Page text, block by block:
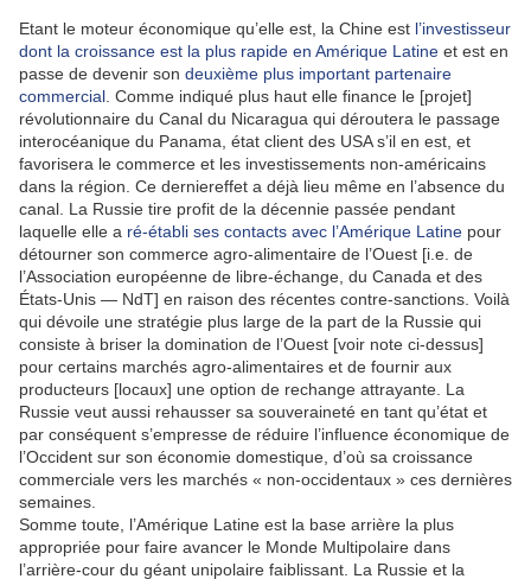
Etant le moteur économique qu’elle est, la Chine est l’investisseur
dont la croissance est la plus rapide en Amérique Latine et est en
passe de devenir son deuxième plus important partenaire
commercial . Comme indiqué plus haut elle finance le [projet]
révolutionnaire du Canal du Nicaragua qui déroutera le passage
interocéanique du Panama, état client des USA s’il en est, et
favorisera le commerce et les investissements non-américains
dans la région. Ce derniereffet a déjà lieu même en l’absence du
canal. La Russie tire profit de la décennie passée pendant
laquelle elle a ré-établi ses contacts avec l’Amérique Latine pour
détourner son commerce agro-alimentaire de l’Ouest [i.e. de
l’Association européenne de libre-échange, du Canada et des
États-Unis — NdT] en raison des récentes contre-sanctions. Voilà
qui dévoile une stratégie plus large de la part de la Russie qui
consiste à briser la domination de l’Ouest [voir note ci-dessus]
pour certains marchés agro-alimentaires et de fournir aux
producteurs [locaux] une option de rechange attrayante. La
Russie veut aussi rehausser sa souveraineté en tant qu’état et
par conséquent s’empresse de réduire l’influence économique de
l’Occident sur son économie domestique, d’où sa croissance
commerciale vers les marchés « non-occidentaux » ces dernières
semaines.
Somme toute, l’Amérique Latine est la base arrière la plus
appropriée pour faire avancer le Monde Multipolaire dans
l’arrière-cour du géant unipolaire faiblissant. La Russie et la